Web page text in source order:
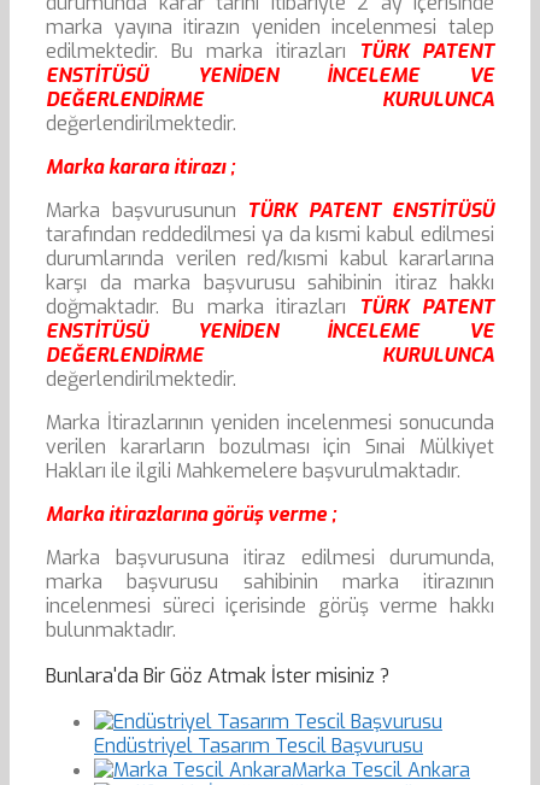
marka yayına itirazın yeniden incelenmesi talep
edilmektedir. Bu marka itirazları TÜRK PATENT
ENSTİTÜSÜ YENİDEN İNCELEME VE
DEĞERLENDİRME KURULUNCA
değerlendirilmektedir.
Marka karara itirazı ;
Marka başvurusunun TÜRK PATENT ENSTİTÜSÜ
tarafından reddedilmesi ya da kısmi kabul edilmesi
durumlarında verilen red/kısmi kabul kararlarına
karşı da marka başvurusu sahibinin itiraz hakkı
doğmaktadır. Bu marka itirazları TÜRK PATENT
ENSTİTÜSÜ YENİDEN İNCELEME VE
DEĞERLENDİRME KURULUNCA
değerlendirilmektedir.
Marka İtirazlarının yeniden incelenmesi sonucunda
verilen kararların bozulması için Sınai Mülkiyet
Hakları ile ilgili Mahkemelere başvurulmaktadır.
Marka itirazlarına görüş verme ;
Marka başvurusuna itiraz edilmesi durumunda,
marka başvurusu sahibinin marka itirazının
incelenmesi süreci içerisinde görüş verme hakkı
bulunmaktadır.
Bunlara'da Bir Göz Atmak İster misiniz ?
Endüstriyel Tasarım Tescil Başvurusu
Marka Tescil Ankara